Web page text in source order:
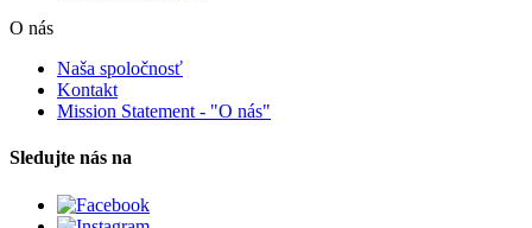
O nás
Naša spoločnosť
Kontakt
Mission Statement - "O nás"
Sledujte nás na